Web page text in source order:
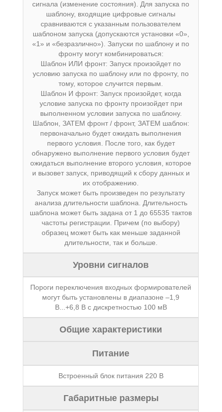
сигнала (изменение состояния). Для запуска по
шаблону, входящие цифровые сигналы
сравниваются с указанным пользователем
шаблоном запуска (допускаются установки «0»,
«1» и «безразлично»). Запуски по шаблону и по
фронту могут комбинироваться:
Шаблон ИЛИ фронт: Запуск произойдет по
условию запуска по шаблону или по фронту, по
тому, которое случится первым.
Шаблон И фронт: Запуск произойдет, когда
условие запуска по фронту произойдет при
выполненном условии запуска по шаблону.
Шаблон, ЗАТЕМ фронт / фронт, ЗАТЕМ шаблон:
первоначально будет ожидать выполнения
первого условия. После того, как будет
обнаружено выполнение первого условия будет
ожидаться выполнение второго условия, которое
и вызовет запуск, приводящий к сбору данных и
их отображению.
Запуск может быть произведен по результату
анализа длительности шаблона. Длительность
шаблона может быть задана от 1 до 65535 тактов
частоты регистрации. Причем (по выбору)
образец может быть как меньше заданной
длительности, так и больше.
Уровни сигналов
Пороги переключения входных формирователей
могут быть установлены в диапазоне –1,9
В...+6,8 В с дискретностью 100 мВ
Общие характеристики
Питание
Встроенный блок питания 220 В
Габаритные размеры